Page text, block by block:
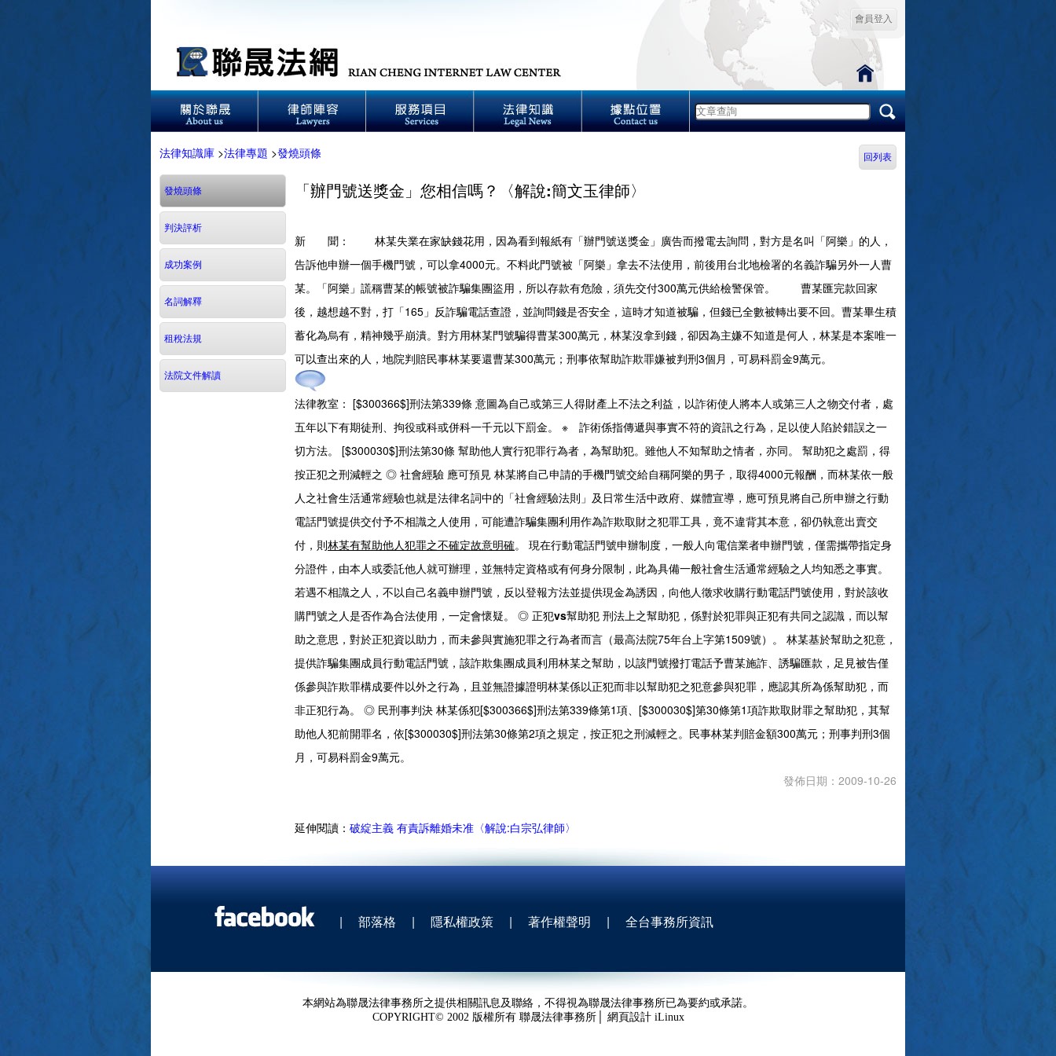
會員登入
法律知識庫 >法律專題 >發燒頭條 回列表
發燒頭條
判決評析
成功案例
名詞解釋
租稅法規
法院文件解讀
「辦門號送獎金」您相信嗎？〈解說:簡文玉律師〉
新 聞：
林某失業在家缺錢花用，因為看到報紙有「辦門號送獎金」廣告而撥電去詢問，對方是名叫「阿樂」的人，
告訴他申辦一個手機門號，可以拿4000元。不料此門號被「阿樂」拿去不法使用，前後用台北地檢署的名義詐騙另外一人曹
某。「阿樂」謊稱曹某的帳號被詐騙集團盜用，所以存款有危險，須先交付300萬元供給檢警保管。 曹某匯完款回家
後，越想越不對，打「165」反詐騙電話查證，並詢問錢是否安全，這時才知道被騙，但錢已全數被轉出要不回。曹某畢生積
蓄化為烏有，精神幾乎崩潰。對方用林某門號騙得曹某300萬元，林某沒拿到錢，卻因為主嫌不知道是何人，林某是本案唯一
可以查出來的人，地院判賠民事林某要還曹某300萬元；刑事依幫助詐欺罪嫌被判刑3個月，可易科罰金9萬元。
法律教室： [$300366$]刑法第339條 意圖為自己或第三人得財產上不法之利益，以詐術使人將本人或第三人之物交付者，處
五年以下有期徒刑、拘役或科或併科一千元以下罰金。 ※ 詐術係指傳遞與事實不符的資訊之行為，足以使人陷於錯誤之一
切方法。 [$300030$]刑法第30條 幫助他人實行犯罪行為者，為幫助犯。雖他人不知幫助之情者，亦同。 幫助犯之處罰，得
按正犯之刑減輕之 ◎ 社會經驗 應可預見 林某將自己申請的手機門號交給自稱阿樂的男子，取得4000元報酬，而林某依一般
人之社會生活通常經驗也就是法律名詞中的「社會經驗法則」及日常生活中政府、媒體宣導，應可預見將自己所申辦之行動
電話門號提供交付予不相識之人使用，可能遭詐騙集團利用作為詐欺取財之犯罪工具，竟不違背其本意，卻仍執意出賣交
付，則林某有幫助他人犯罪之不確定故意明確。 現在行動電話門號申辦制度，一般人向電信業者申辦門號，僅需攜帶指定身
分證件，由本人或委託他人就可辦理，並無特定資格或有何身分限制，此為具備一般社會生活通常經驗之人均知悉之事實。
若遇不相識之人，不以自己名義申辦門號，反以登報方法並提供現金為誘因，向他人徵求收購行動電話門號使用，對於該收
購門號之人是否作為合法使用，一定會懷疑。 ◎ 正犯vs幫助犯 刑法上之幫助犯，係對於犯罪與正犯有共同之認識，而以幫
助之意思，對於正犯資以助力，而未參與實施犯罪之行為者而言（最高法院75年台上字第1509號）。 林某基於幫助之犯意，
提供詐騙集團成員行動電話門號，該詐欺集團成員利用林某之幫助，以該門號撥打電話予曹某施詐、誘騙匯款，足見被告僅
係參與詐欺罪構成要件以外之行為，且並無證據證明林某係以正犯而非以幫助犯之犯意參與犯罪，應認其所為係幫助犯，而
非正犯行為。 ◎ 民刑事判決 林某係犯[$300366$]刑法第339條第1項、[$300030$]第30條第1項詐欺取財罪之幫助犯，其幫
助他人犯前開罪名，依[$300030$]刑法第30條第2項之規定，按正犯之刑減輕之。民事林某判賠金額300萬元；刑事判刑3個
月，可易科罰金9萬元。
發佈日期：2009-10-26
延伸閱讀： 破綻主義 有責訴離婚未准〈解說:白宗弘律師〉
| 部落格 | 隱私權政策 | 著作權聲明 | 全台事務所資訊
本網站為聯晟法律事務所之提供相關訊息及聯絡，不得視為聯晟法律事務所已為要約或承諾。
COPYRIGHT© 2002 版權所有 聯晟法律事務所│ 網頁設計 iLinux